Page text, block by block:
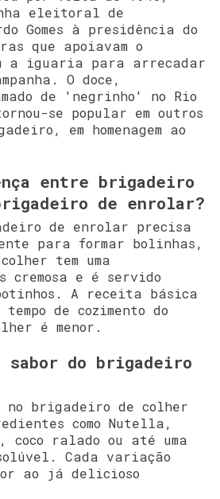
eleitoral de
Gomes à presidência do
que apoiavam o
a iguaria para arrecadar
O doce,
de 'negrinho' no Rio
se popular em outros
em homenagem ao
entre brigadeiro
de enrolar?
de enrolar precisa
para formar bolinhas,
tem uma
cremosa e é servido
A receita básica
tempo de cozimento do
é menor.
sabor do brigadeiro
no brigadeiro de colher
como Nutella,
coco ralado ou até uma
Cada variação
ao já delicioso